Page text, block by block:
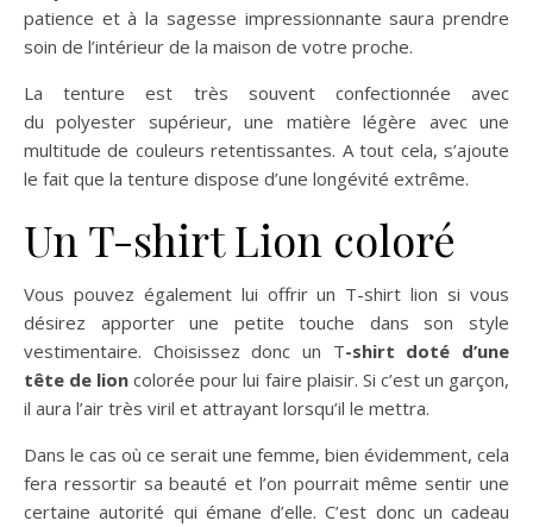
patience et à la sagesse impressionnante saura prendre
soin de l’intérieur de la maison de votre proche.
La tenture est très souvent confectionnée avec
du polyester supérieur, une matière légère avec une
multitude de couleurs retentissantes. A tout cela, s’ajoute
le fait que la tenture dispose d’une longévité extrême.
Un T-shirt Lion coloré
Vous pouvez également lui offrir un T-shirt lion si vous
désirez apporter une petite touche dans son style
vestimentaire. Choisissez donc un T-shirt doté d’une
tête de lion colorée pour lui faire plaisir. Si c’est un garçon,
il aura l’air très viril et attrayant lorsqu’il le mettra.
Dans le cas où ce serait une femme, bien évidemment, cela
fera ressortir sa beauté et l’on pourrait même sentir une
certaine autorité qui émane d’elle. C’est donc un cadeau